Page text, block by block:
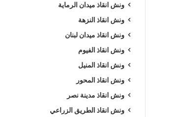
ونش انقاذ ميدان الرماية
ونش انقاذ النزهة
ونش انقاذ ميدان لبنان
ونش انقاذ الفيوم
ونش انقاذ المنيل
ونش انقاذ المحور
ونش انقاذ مدينة نصر
ونش انقاذ الطريق الزراعي